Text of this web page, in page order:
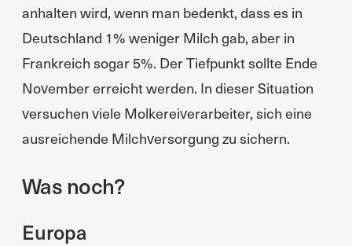
anhalten wird, wenn man bedenkt, dass es in
Deutschland 1% weniger Milch gab, aber in
Frankreich sogar 5%. Der Tiefpunkt sollte Ende
November erreicht werden. In dieser Situation
versuchen viele Molkereiverarbeiter, sich eine
ausreichende Milchversorgung zu sichern.
Was noch?
Europa